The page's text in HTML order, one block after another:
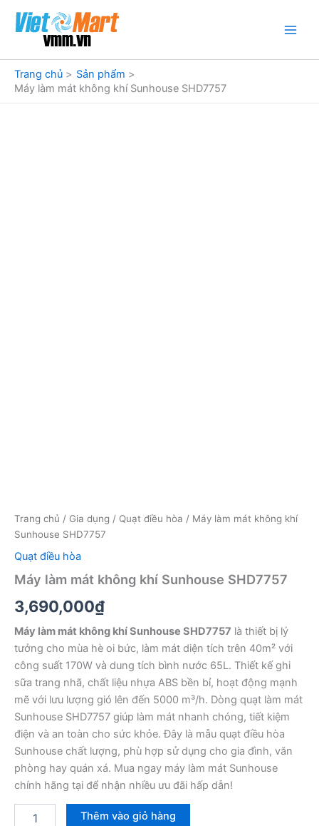
dung
Trang chủ
Sản phẩm
Máy làm mát không khí Sunhouse SHD7757
Trang chủ / Gia dụng / Quạt điều hòa / Máy làm mát không khí
Sunhouse SHD7757
Quạt điều hòa
Máy làm mát không khí Sunhouse SHD7757
3,690,000₫
Máy làm mát không khí Sunhouse SHD7757 là thiết bị lý
tưởng cho mùa hè oi bức, làm mát diện tích trên 40m² với
công suất 170W và dung tích bình nước 65L. Thiết kế ghi
sữa trang nhã, chất liệu nhựa ABS bền bỉ, hoạt động mạnh
mẽ với lưu lượng gió lên đến 5000 m³/h. Dòng quạt làm mát
Sunhouse SHD7757 giúp làm mát nhanh chóng, tiết kiệm
điện và an toàn cho sức khỏe. Đây là mẫu quạt điều hòa
Sunhouse chất lượng, phù hợp sử dụng cho gia đình, văn
phòng hay quán xá. Mua ngay máy làm mát Sunhouse
chính hãng tại để nhận nhiều ưu đãi hấp dẫn!
Thêm vào giỏ hàng